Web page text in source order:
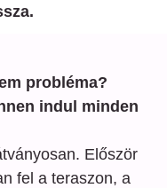
probléma?
indul minden
Először
fel a teraszon, a